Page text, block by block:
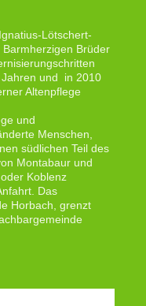
Lötschert-
Brüder
und in 2010
Altenpflege
und
Menschen,
südlichen Teil des
Montabaur und
Koblenz
Das
Horbach, grenzt